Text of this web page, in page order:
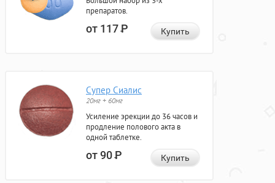
препаратов.
от 117Р Купить
Супер Сиалис
20мг + 60мг
Усиление эрекции до 36 часов и
продление полового акта в
одной таблетке.
от 90Р Купить